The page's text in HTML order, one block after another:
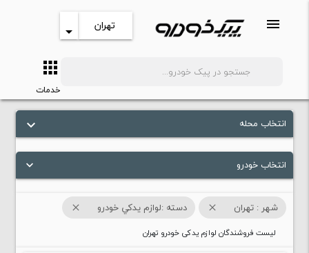
menu تهران arrow_drop_down
apps
خدمات
keyboard_arrow_down انتخاب محله
keyboard_arrow_down انتخاب خودرو
شهر : تهران close دسته :لوازم يدکي خودرو close
لیست فروشندگان لوازم یدکی خودرو تهران